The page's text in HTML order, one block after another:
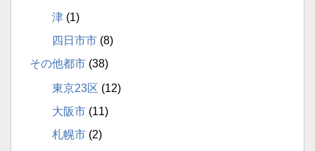
津 (1)
四日市市 (8)
その他都市 (38)
東京23区 (12)
大阪市 (11)
札幌市 (2)